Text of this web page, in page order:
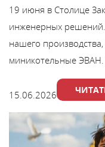
19 июня в Столице
инженерных
нашего
миникотельные ЭВАН.
15.06.2026